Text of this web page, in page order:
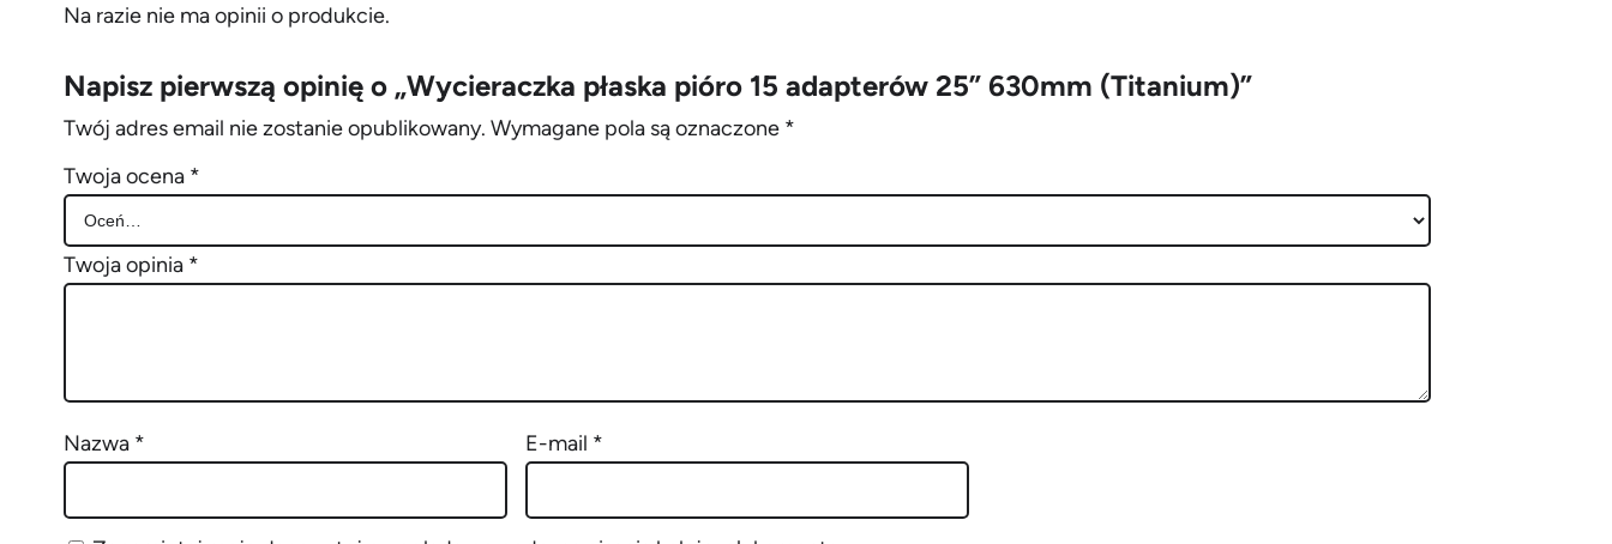
e
r
w
m
Na razie nie ma opinii o produkcie.
Napisz pierwszą opinię o „Wycieraczka płaska pióro 15 adapterów 25” 630mm (Titanium)”
Twój adres email nie zostanie opublikowany. Wymagane pola są oznaczone *
Twoja ocena *
Twoja opinia *
Nazwa * E-mail *